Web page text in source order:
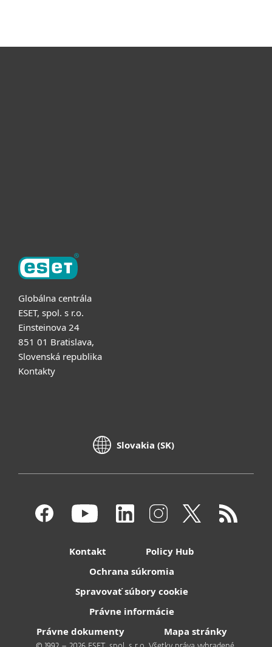
Globálna centrála
ESET, spol. s r.o.
Einsteinova 24
851 01 Bratislava,
Slovenská republika
Kontakty
Slovakia (SK)
Kontakt
Policy Hub
Ochrana súkromia
Spravovať súbory cookie
Právne informácie
Právne dokumenty
Mapa stránky